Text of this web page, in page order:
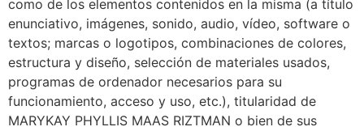
como de los elementos contenidos en la misma (a título
enunciativo, imágenes, sonido, audio, vídeo, software o
textos; marcas o logotipos, combinaciones de colores,
estructura y diseño, selección de materiales usados,
programas de ordenador necesarios para su
funcionamiento, acceso y uso, etc.), titularidad de
MARYKAY PHYLLIS MAAS RIZTMAN o bien de sus